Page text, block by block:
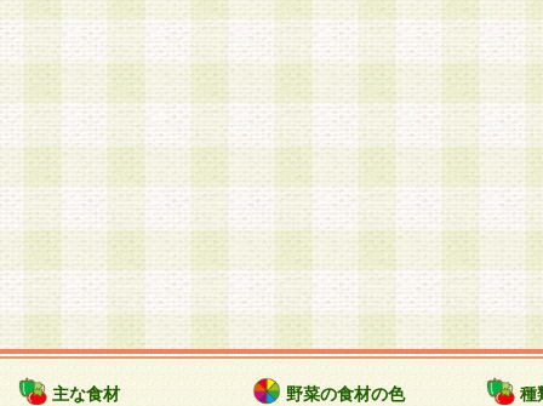
主な食材 野菜の食材の色 種